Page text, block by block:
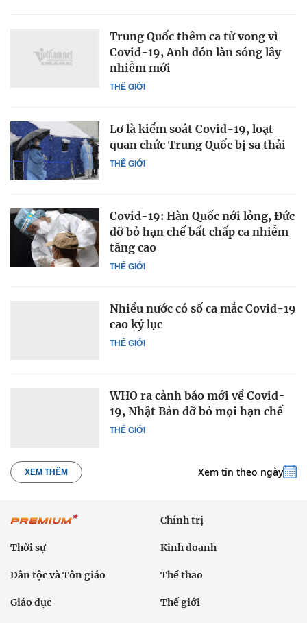
THẾ GIỚI
Trung Quốc thêm ca tử vong vì
Covid-19, Anh đón làn sóng lây
nhiễm mới
THẾ GIỚI
Lơ là kiểm soát Covid-19, loạt
quan chức Trung Quốc bị sa thải
THẾ GIỚI
Covid-19: Hàn Quốc nới lỏng, Đức
dỡ bỏ hạn chế bất chấp ca nhiễm
tăng cao
THẾ GIỚI
Nhiều nước có số ca mắc Covid-19
cao kỷ lục
THẾ GIỚI
WHO ra cảnh báo mới về Covid-
19, Nhật Bản dỡ bỏ mọi hạn chế
XEM THÊM Xem tin theo ngày
Chính trị
Thời sự Kinh doanh
Dân tộc và Tôn giáo Thể thao
Giáo dục Thế giới